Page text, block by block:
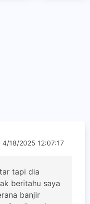
4/18/2025 12:07:17
tapi dia
beritahu saya
banjir